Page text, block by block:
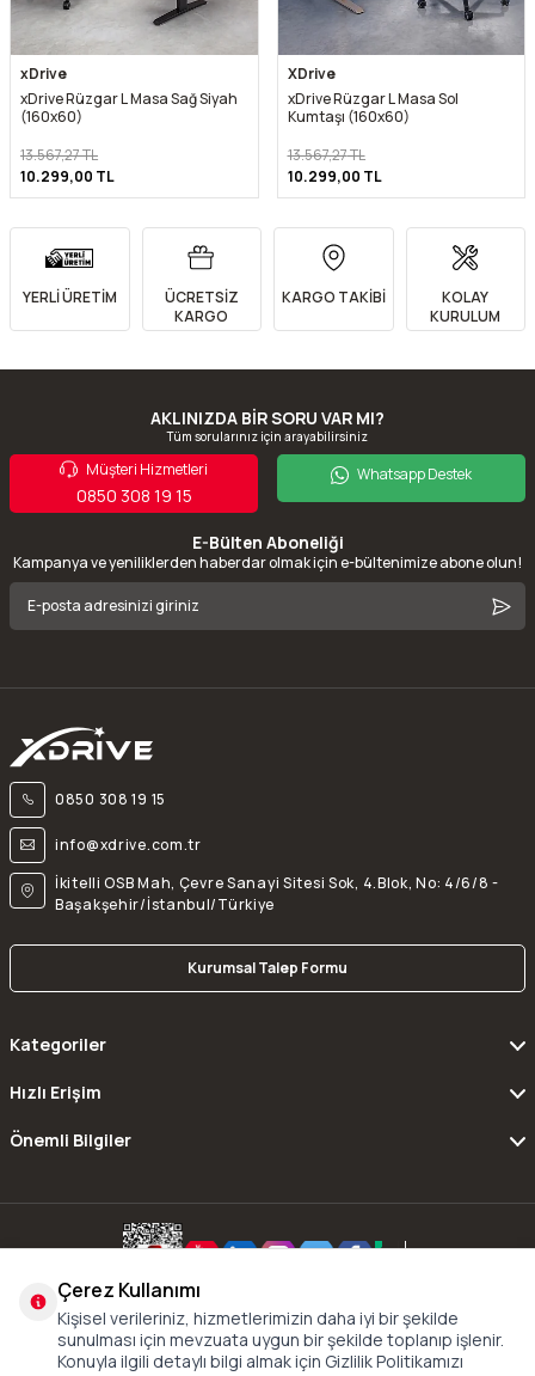
xDrive
xDrive Rüzgar L Masa Sağ Siyah
(160x60)
13.567,27TL
10.299,00 TL
XDrive
xDrive Rüzgar L Masa Sol
Kumtaşı (160x60)
13.567,27TL
10.299,00 TL
YERLİ ÜRETİM
ÜCRETSİZ
KARGO
KARGO TAKİBİ
KOLAY
KURULUM
AKLINIZDA BİR SORU VAR MI?
Tüm sorularınız için arayabilirsiniz
Müşteri Hizmetleri
0850 308 19 15
Whatsapp Destek
E-Bülten Aboneliği
Kampanya ve yeniliklerden haberdar olmak için e-bültenimize abone olun!
0850 308 19 15
info@xdrive.com.tr
İkitelli OSB Mah, Çevre Sanayi Sitesi Sok, 4.Blok, No: 4/6/8 -
Başakşehir/İstanbul/Türkiye
Kurumsal Talep Formu
Kategoriler
Hızlı Erişim
Önemli Bilgiler
Copyright © 2016 - 2024 xDrive All Rights Reserved.
Çerez Kullanımı
Kişisel verileriniz, hizmetlerimizin daha iyi bir şekilde
sunulması için mevzuata uygun bir şekilde toplanıp işlenir.
Konuyla ilgili detaylı bilgi almak için Gizlilik Politikamızı